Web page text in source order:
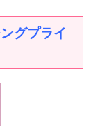
グプライ